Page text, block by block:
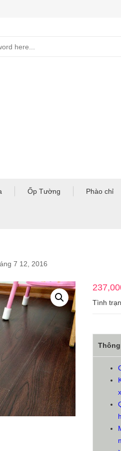
Ốp Tường Phào chỉ
7 12, 2016
Tình